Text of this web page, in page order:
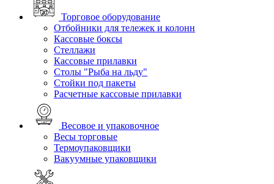
Торговое оборудование
Отбойники для тележек и колонн
Кассовые боксы
Стеллажи
Кассовые прилавки
Столы "Рыба на льду"
Стойки под пакеты
Расчетные кассовые прилавки
Весовое и упаковочное
Весы торговые
Термоупаковщики
Вакуумные упаковщики